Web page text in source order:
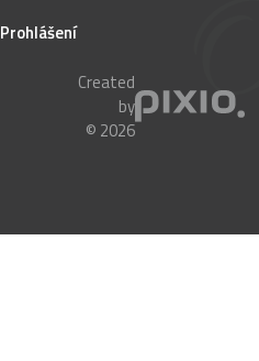
Prohlášení
Created
by
© 2026